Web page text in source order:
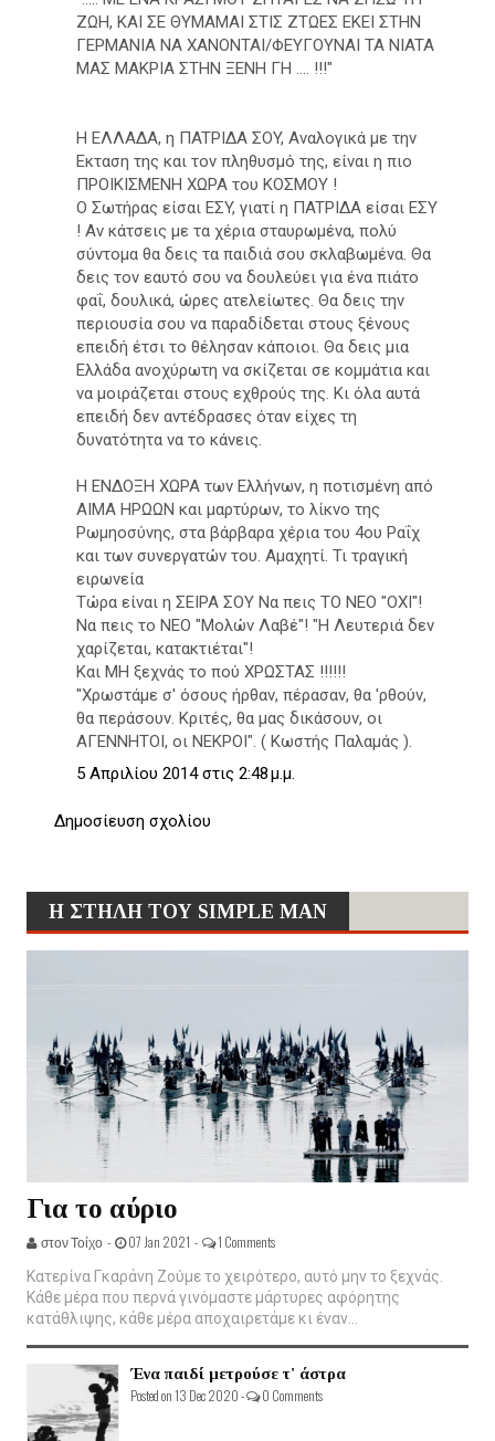
ZΩH, KAI ΣE ΘYMAMAI ΣTIΣ ZTΩEΣ EKEI ΣTHN
ΓEPMANIA NA XANONTAI/ΦEYΓOYNAI TA NIATA
MAΣ MAKPIA ΣTHN ΞENH ΓH .... !!!"
Η EΛΛAΔA, η ΠATPIΔA ΣOY, Aναλογικά με την
Eκταση της και τον πληθυσμό της, είναι η πιο
ΠPOIKIΣMENH XΩPA του KOΣMOY !
Ο Σωτήρας είσαι EΣY, γιατί η ΠATPIΔA είσαι EΣY
! Αν κάτσεις με τα χέρια σταυρωμένα, πολύ
σύντομα θα δεις τα παιδιά σου σκλαβωμένα. Θα
δεις τον εαυτό σου να δουλεύει για ένα πιάτο
φαΐ, δουλικά, ώρες ατελείωτες. Θα δεις την
περιουσία σου να παραδίδεται στους ξένους
επειδή έτσι το θέλησαν κάποιοι. Θα δεις μια
Ελλάδα ανοχύρωτη να σκίζεται σε κομμάτια και
να μοιράζεται στους εχθρούς της. Κι όλα αυτά
επειδή δεν αντέδρασες όταν είχες τη
δυνατότητα να το κάνεις.
Η ENΔOΞH XΩPA των Ελλήνων, η ποτισμένη από
AIMA HPΩΩN και μαρτύρων, το λίκνο της
Ρωμηοσύνης, στα βάρβαρα χέρια του 4ου Ραΐχ
και των συνεργατών του. Αμαχητί. Τι τραγική
ειρωνεία
Τώρα είναι η ΣEIPA ΣOY Να πεις TO NEO "ΟΧΙ"!
Να πεις το NEO "Μολών Λαβέ"! "Η Λευτεριά δεν
χαρίζεται, κατακτιέται"!
Και MH ξεχνάς το πού XPΩΣTAΣ !!!!!!
"Χρωστάμε σ' όσους ήρθαν, πέρασαν, θα 'ρθούν,
θα περάσουν. Κριτές, θα μας δικάσουν, οι
AΓENNHTOI, οι NEKPOI". ( Κωστής Παλαμάς ).
5 Απριλίου 2014 στις 2:48 μ.μ.
Δημοσίευση σχολίου
Η ΣΤΗΛΗ ΤΟΥ SIMPLE MAN
Για το αύριο
στον Τοίχο - 07 Jan 2021 - 1 Comments
Κατερίνα Γκαράνη Ζούμε το χειρότερο, αυτό μην το ξεχνάς.
Κάθε μέρα που περνά γινόμαστε μάρτυρες αφόρητης
κατάθλιψης, κάθε μέρα αποχαιρετάμε κι έναν...
Ένα παιδί μετρούσε τ' άστρα
Posted on 13 Dec 2020 - 0 Comments